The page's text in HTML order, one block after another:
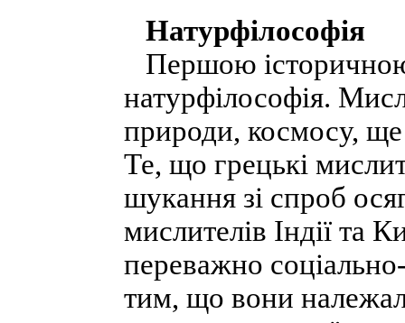
Натурфілософія
Першою
натурфілософія.
природи, космосу,
Те, що грецькі
шукання зі спроб
мислителів Індії та
переважно
тим, що вони